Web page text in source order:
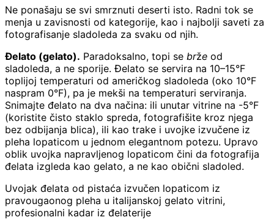
Ne ponašaju se svi smrznuti deserti isto. Radni tok se
menja u zavisnosti od kategorije, kao i najbolji saveti za
fotografisanje sladoleda za svaku od njih.
Đelato (gelato). Paradoksalno, topi se brže od
sladoleda, a ne sporije. Đelato se servira na 10–15°F
toplijoj temperaturi od američkog sladoleda (oko 10°F
naspram 0°F), pa je mekši na temperaturi serviranja.
Snimajte đelato na dva načina: ili unutar vitrine na -5°F
(koristite čisto staklo spreda, fotografišite kroz njega
bez odbijanja blica), ili kao trake i uvojke izvučene iz
pleha lopaticom u jednom elegantnom potezu. Upravo
oblik uvojka napravljenog lopaticom čini da fotografija
đelata izgleda kao gelato, a ne kao obični sladoled.
Uvojak đelata od pistaća izvučen lopaticom iz
pravougaonog pleha u italijanskoj gelato vitrini,
profesionalni kadar iz đelaterije